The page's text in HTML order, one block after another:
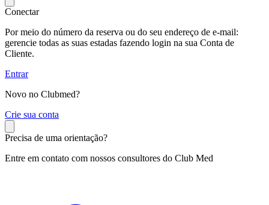
Conectar
Por meio do número da reserva ou do seu endereço de e-mail:
gerencie todas as suas estadas fazendo login na sua Conta de
Cliente.
Entrar
Novo no Clubmed?
Crie sua conta
Precisa de uma orientação?
Entre em contato com nossos consultores do Club Med